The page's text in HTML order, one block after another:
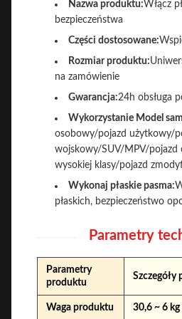
Nazwa produktu:Włącz
bezpieczeństwa
Części dostosowane:
Rozmiar produktu:
na zamówienie
Gwarancja:24h obsługa
Wykorzystanie Model
osobowy/pojazd użytkowy/
wojskowy/SUV/MPV/pojazd
wysokiej klasy/pojazd
Wykonaj płaskie pasma:
płaskich, bezpieczeństwo
Parametry
Parametry
produktu
Szczegóły
Waga produktu 30,6 ~ 6 kg